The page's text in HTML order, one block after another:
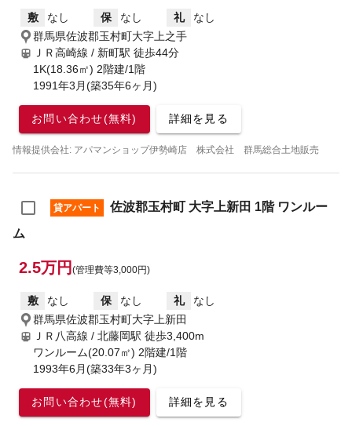
敷 なし 保 なし 礼
なし
群馬県佐波郡玉村町大字上之手
ＪＲ高崎線 / 新町駅 徒歩44分
1K(18.36㎡) 2階建/1階
1991年3月(築35年6ヶ月)
お問い合わせ(無料) 詳細を見る
情報提供会社: アパマンショップ伊勢崎店 株式会社 群馬総合土地販売
貸アパート
佐波郡玉村町 大字上新田 1階 ワンルー
ム
2.5万円 (管理費等3,000円)
敷 なし 保 なし 礼
なし
群馬県佐波郡玉村町大字上新田
ＪＲ八高線 / 北藤岡駅 徒歩3,400m
ワンルーム(20.07㎡) 2階建/1階
1993年6月(築33年3ヶ月)
お問い合わせ(無料) 詳細を見る